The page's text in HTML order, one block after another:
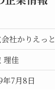
社かりえっと
理佳
年7月8日